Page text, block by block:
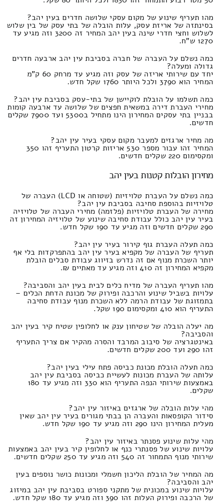
מהו תעריף שינוע של מקום עסקי שלושה חדרים בעין יהב?
בסינתזה של אריזת עסק, עלות הובלה של בתי עסק של בין שלוש
לשלוש וחצי חדרי שינה בעין יהב המחיר זה 3200 וזה מגיע עד
1270 ש"ח.
כמה נשלם על העברה של חברה בסביבת עין יהב ארבעה חדרים
גדולה ומעלה?
יחד עם שירותי אריזה של עסק וזה מגיע עד מרחק 60 ק"מ
המחיר הוא 3790 ולכל היותר 1760 שקל חדש.
כמה תשלמו על הובלת לוקיישן של בתי-עסק בסביבת עין יהב?
מחירי העברת דירה במשאית חפצים של שלושה עד ארבעה קומות
בבניין בתי עסקים המחירון הינו מתחיל ב5300 ועד 7900 שקלים
חדשים.
מה מחיר ארגזים למעבר מקום עסקי בעיר עין יהב?
המחיר זהו עבור מספר 530 אריזות קרטון התעריף זהו 350
ומקסימום 220 שקלים חדשים.
מחירון הובלות קטנות בעין יהב
כמה נשלם על העברת טלויזיות (שטוחה או LCD) העברה של
טלויזיות בהוספת סחיבה בסביבת עין יהב?
מחירה של העברת טלויזיות (פלזמה) מחירי העברה של טלויזיה
בעיר עין יהב כולל עבודת סחיבה שינוע של טלויזיה המחירון זה
290 שקלים חדשים וזה מגיע עד 190 שקל חדש.
כמה תעלה העברת גוף קירור בעיר עין יהב?
תעריף של העברה של מקפיא בעיר עין יהב בהתפרקדות בלי אף
יותר השכרת מנוף אם זה נדרש בזיווג עבודת סבלים הובלת
מקפיא המחירון זה 410 וזה מגיע עד מאתיים ₪.
מהו תעריף העברה של מדיח כלים לבית בעין יהב והסביבה?
עלויות בשביל שינוע והרכבה ופירוק של מכונת הדחת הכלים –
בתמזוגת של עבודת הרמה ללא השכרת מנוף עבודת סחיבה
התעריף הוא 410 ומקסימום 190 שקל.
מה יעלה הובלה של שטיחון ענק או לחלופין שטיח קיר בעין יהב
והסביבה?
באינטגרציה של סיבוב המרבד והסרה מהקיר אם צריך התעריף
זהו 290 ועד 200 שקלים חדשים.
כמה תעלה הובלת מכונת כביסה פתח עילי בעין יהב?
עלותה של העברת מכונות לעשיית כביסה בסביבת עין יהב
באמצעות שירותי הנפה התעריף הוא 330 וזה מגיע עד 180
שקלים.
מהי עלות הובלה של ארגזים באיזור עין יהב?
סידור הקופסאות והעברה הן בבתי מגורים בעיר עין יהב שאין
מעלית המחירון הינו 290 וזה מגיע עד 190 שקל חדש.
מהי עלות שינוע פסנתר באיזור עין יהב?
עלויות שינוע של פסנתרי כנף או לחלופין קיר בעין יהב באמצעות
שירותי מנוף התמחור זה 540 וזה מגיע עד 250 שקלים חדשים.
מה המחיר של הובלת הליכון חשמלי ומכונות כושר נוספים בעין
יהב והסביבה?
עלויות שינוע במכונית של מתקני ספורט בסביבת עין יהב במיזוג
של הרכבה ופירוק העלות זהו 390 וזה מגיע עד 180 שקל חדש.